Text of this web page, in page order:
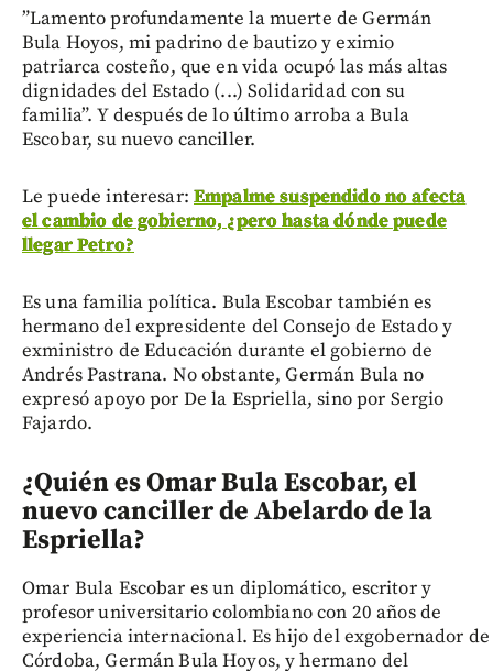
”Lamento profundamente la muerte de Germán
Bula Hoyos, mi padrino de bautizo y eximio
patriarca costeño, que en vida ocupó las más altas
dignidades del Estado (...) Solidaridad con su
familia”. Y después de lo último arroba a Bula
Escobar, su nuevo canciller.
Le puede interesar: Empalme suspendido no afecta
el cambio de gobierno, ¿pero hasta dónde puede
llegar Petro?
Es una familia política. Bula Escobar también es
hermano del expresidente del Consejo de Estado y
exministro de Educación durante el gobierno de
Andrés Pastrana. No obstante, Germán Bula no
expresó apoyo por De la Espriella, sino por Sergio
Fajardo.
¿Quién es Omar Bula Escobar, el
nuevo canciller de Abelardo de la
Espriella?
Omar Bula Escobar es un diplomático, escritor y
profesor universitario colombiano con 20 años de
experiencia internacional. Es hijo del exgobernador de
Córdoba, Germán Bula Hoyos, y hermano del